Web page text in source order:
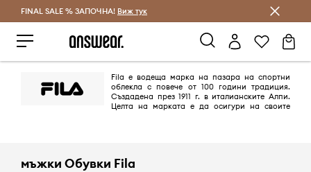
Спестявай с Answear Club
FINAL SALE % ЗАПОЧНА! Виж тук
Fila е водеща марка на пазара на спортни
облекла с повече от 100 години традиция.
Създадена през 1911 г. в италианските Алпи.
Целта на марката е да осигури на своите
мъжки Обувки Fila